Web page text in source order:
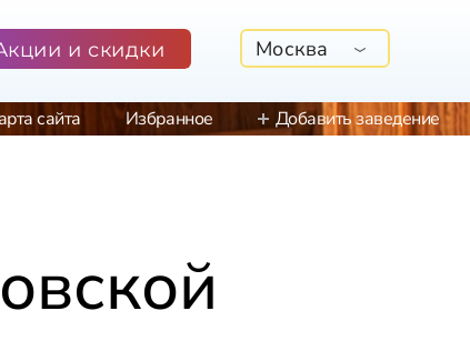
и скидки Москва
сайта Избранное Добавить заведение